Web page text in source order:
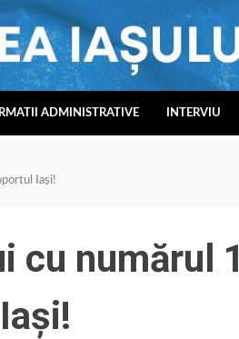
ADMINISTRATIVE INTERVIU
Iași!
cu numărul 1